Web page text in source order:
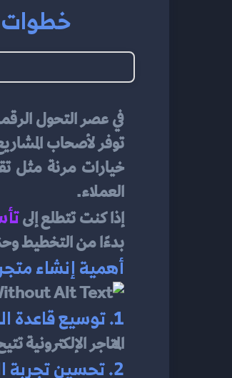
خطوات
في عصر التحول
العملاء.
إذا كنت تتطلع إلى
بدءًا من التخطيط
أهمية إنشاء
1. توسيع قاعدة العملاء
المتاجر
2. تحسين تجربة التسوق